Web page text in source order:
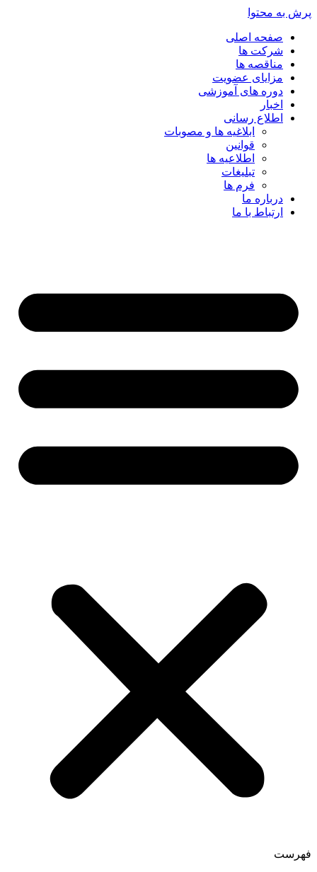
پرش به محتوا
صفحه اصلی
شرکت ها
مناقصه ها
مزایای عضویت
دوره های آموزشی
اخبار
اطلاع رسانی
ابلاغیه ها و مصوبات
قوانین
اطلاعیه ها
تبلیغات
فرم ها
درباره ما
ارتباط با ما
فهرست